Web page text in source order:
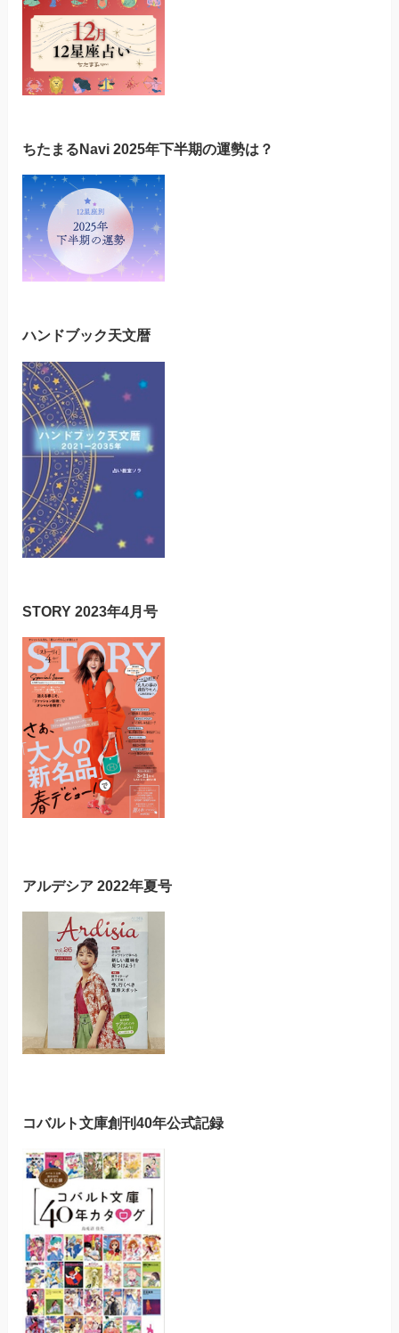
ちたまるNavi 2025年下半期の運勢は？
ハンドブック天文暦
STORY 2023年4月号
アルデシア 2022年夏号
コバルト文庫創刊40年公式記録